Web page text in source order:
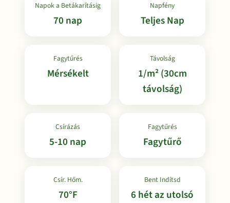
Napok a Betákarításig
70 nap
Napfény
Teljes Nap
Fagytűrés
Mérsékelt
Távolság
1/m² (30cm
távolság)
Csírázás
5-10 nap
Fagytűrés
Fagytűrő
Csír. Hőm.
70°F
Bent Indítsd
6 hét az utolsó